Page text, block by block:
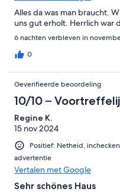
Alles da was man braucht.
uns gut erholt. Herrlich war
6 nachten verbleven in
0
Geverifieerde beoordeling
10/10 –
Regine K.
15 nov 2024
Positief: Netheid,
advertentie
Vertalen met Google
Sehr schönes Haus